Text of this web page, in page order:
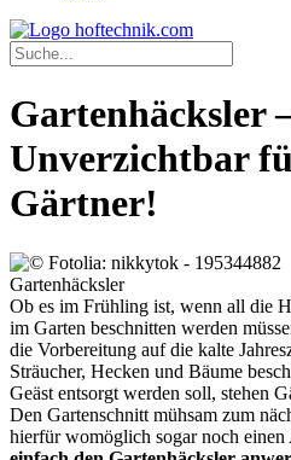
Gartenhäcksler
Unverzichtbar
Gärtner!
Gartenhäcksler
Ob es im Frühling ist, wenn all die
im Garten beschnitten werden
die Vorbereitung auf die kalte
Sträucher, Hecken und Bäume
Geäst entsorgt werden soll, stehen
Den Gartenschnitt mühsam zum
hierfür womöglich sogar noch einen